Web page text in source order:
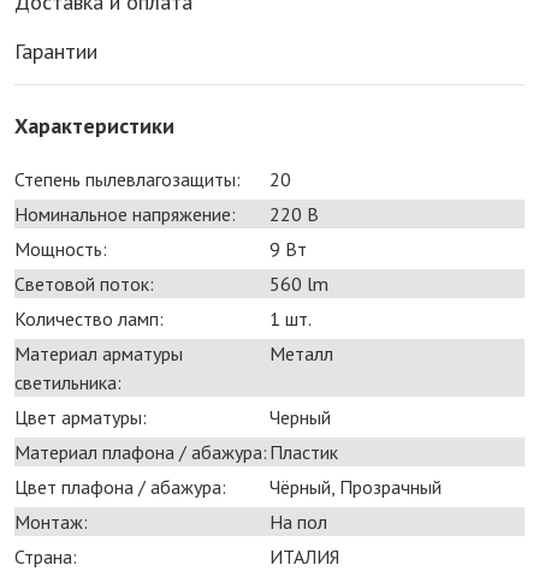
Гарантии
Характеристики
Степень пылевлагозащиты:
20
Номинальное напряжение:
220 В
Мощность:
9 Bт
Световой поток:
560 lm
Количество ламп:
1 шт.
Материал арматуры
светильника:
Металл
Цвет арматуры:
Черный
Материал плафона / абажура: Пластик
Цвет плафона / абажура:
Чёрный, Прозрачный
Монтаж:
На пол
Страна:
ИТАЛИЯ